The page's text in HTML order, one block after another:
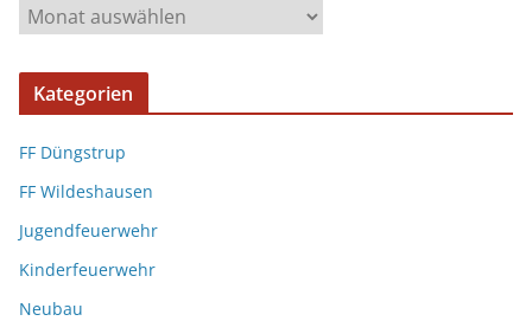
Kategorien
FF Düngstrup
FF Wildeshausen
Jugendfeuerwehr
Kinderfeuerwehr
Neubau